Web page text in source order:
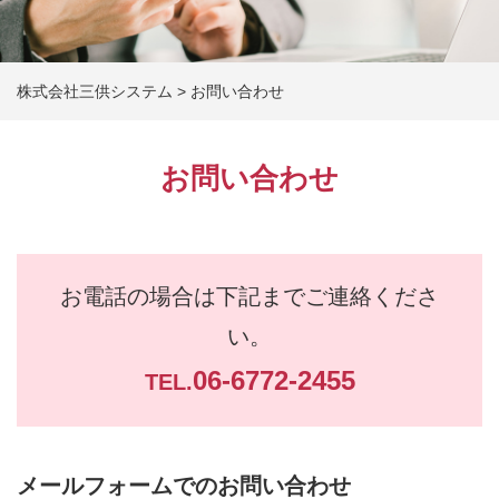
株式会社三供システム > お問い合わせ
お問い合わせ
お電話の場合は下記までご連絡くださ
い。
TEL.06-6772-2455
メールフォームでのお問い合わせ